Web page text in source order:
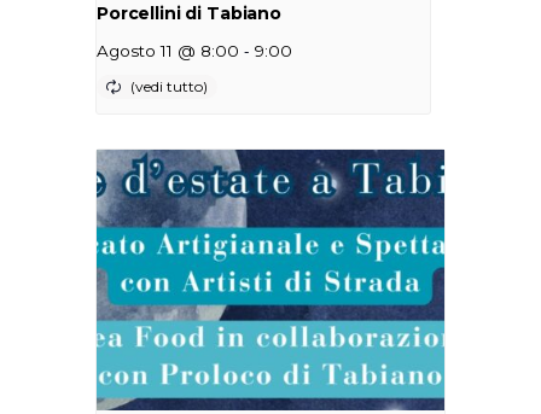
Porcellini di Tabiano
Agosto 11 @ 8:00 - 9:00